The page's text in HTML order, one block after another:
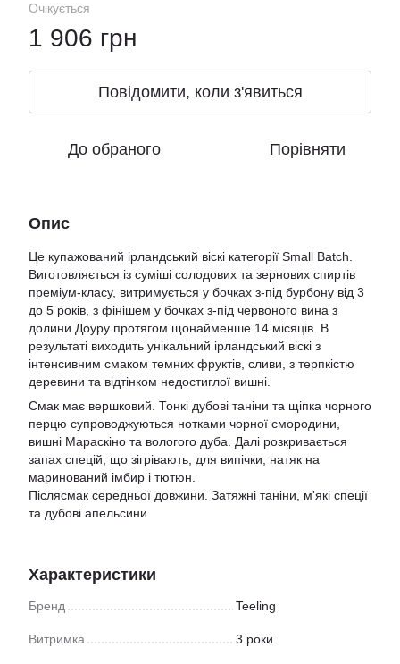
Очікується
1 906 грн
Повідомити, коли з'явиться
До обраного Порівняти
Опис
Це купажований ірландський віскі категорії Small Batch.
Виготовляється із суміші солодових та зернових спиртів
преміум-класу, витримується у бочках з-під бурбону від 3
до 5 років, з фінішем у бочках з-під червоного вина з
долини Доуру протягом щонайменше 14 місяців. В
результаті виходить унікальний ірландський віскі з
інтенсивним смаком темних фруктів, сливи, з терпкістю
деревини та відтінком недостиглої вишні.
Смак має вершковий. Тонкі дубові таніни та щіпка чорного
перцю супроводжуються нотками чорної смородини,
вишні Мараскіно та вологого дуба. Далі розкривається
запах спецій, що зігрівають, для випічки, натяк на
маринований імбир і тютюн.
Післясмак середньої довжини. Затяжні таніни, м'які спеції
та дубові апельсини.
Характеристики
Бренд Teeling
Витримка 3 роки